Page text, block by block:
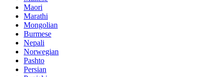
Maori
Marathi
Mongolian
Burmese
Nepali
Norwegian
Pashto
Persian